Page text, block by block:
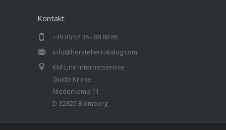
Kontakt
+49 (0) 52 36 - 88 88 85
info@herstellerkatalog.com
KM-Line Internetservice
Guido Krone
Niederkamp 11
D-32825 Blomberg